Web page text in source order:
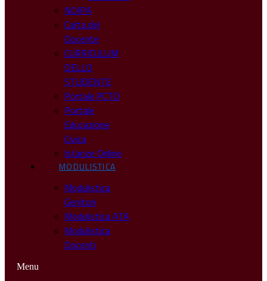
NOIPA
Carta del
Docente
CURRICULUM
DELLO
STUDENTE
Portale PCTO
Portale
Educazione
Civica
Istanze Online
MODULISTICA
Modulistica
Genitori
Modulistica ATA
Modulistica
Docenti
Menu